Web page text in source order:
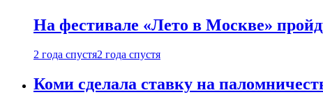
На фестивале «Лето в Москве»
2 года спустя2 года спустя
Коми сделала ставку на